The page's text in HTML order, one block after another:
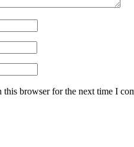
this browser for the next time I